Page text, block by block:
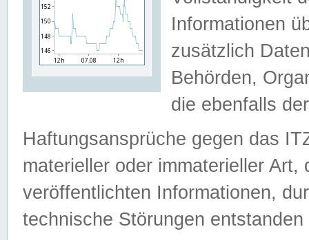
Informationen
zusätzlich
Behörden,
die ebenfalls
Haftungsansprüche gegen das
materieller oder immaterieller
veröffentlichten Informationen,
technische Störungen